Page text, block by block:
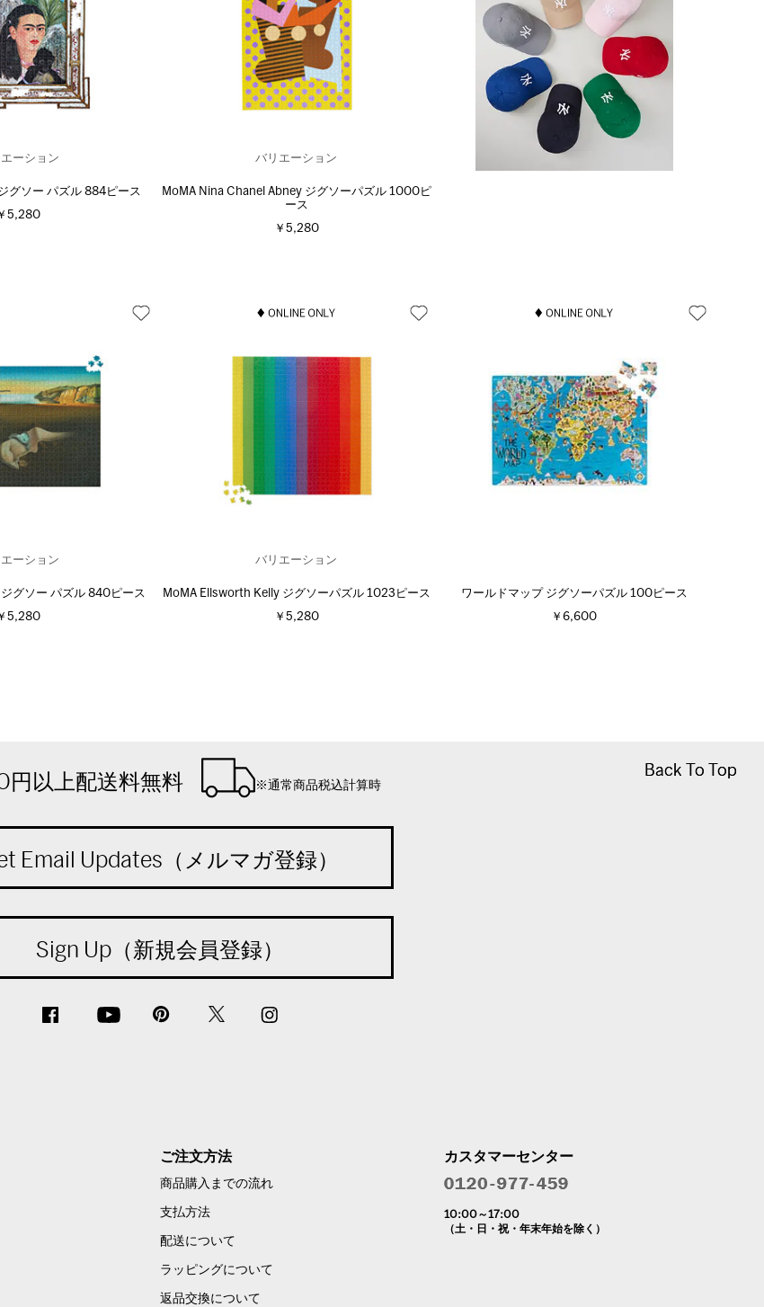
ーション
グソー パズル 884ピース
5,280
バリエーション
MoMA Nina Chanel Abney ジグソーパズル 1000ピ
ース
￥5,280
ーション
グソー パズル 840ピース
5,280
バリエーション
MoMA Ellsworth Kelly ジグソーパズル 1023ピース
￥5,280
ワールドマップ ジグソーパズル 100ピース
￥6,600
Back To Top
Back To Top
円以上配送料無料 ※通常商品税込計算時
Email Updates（メルマガ登録）
Sign Up（新規会員登録）
ご注文方法
商品購入までの流れ
支払方法
配送について
ラッピングについて
返品交換について
カスタマーセンター
10:00～17:00
（土・日・祝・年末年始を除く）